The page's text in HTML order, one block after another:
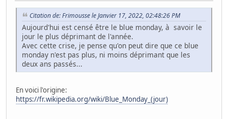
Citation de: Frimousse le Janvier 17, 2022, 02:48:26 PM
Aujourd'hui est censé être le blue monday, à savoir le
jour le plus déprimant de l'année.
Avec cette crise, je pense qu'on peut dire que ce blue
monday n'est pas plus, ni moins déprimant que les
deux ans passés...
En voici l'origine:
https://fr.wikipedia.org/wiki/Blue_Monday_(jour)